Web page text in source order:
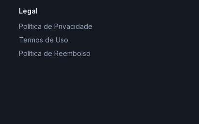
Legal
Política de Privacidade
Termos de Uso
Política de Reembolso